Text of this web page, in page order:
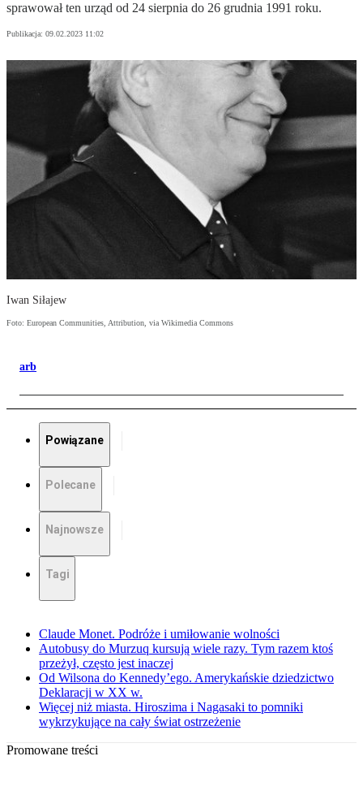
sprawował ten urząd od 24 sierpnia do 26 grudnia 1991 roku.
Publikacja: 09.02.2023 11:02
Iwan Siłajew
Foto: European Communities, Attribution, via Wikimedia Commons
arb
Powiązane
Polecane
Najnowsze
Tagi
Claude Monet. Podróże i umiłowanie wolności
Autobusy do Murzuq kursują wiele razy. Tym razem ktoś
przeżył, często jest inaczej
Od Wilsona do Kennedy’ego. Amerykańskie dziedzictwo
Deklaracji w XX w.
Więcej niż miasta. Hiroszima i Nagasaki to pomniki
wykrzykujące na cały świat ostrzeżenie
Promowane treści